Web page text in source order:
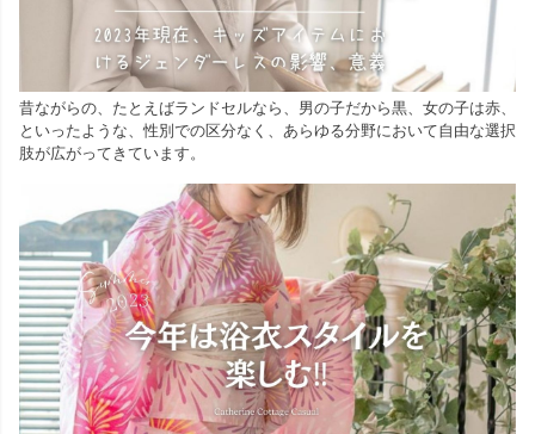
昔ながらの、たとえばランドセルなら、男の子だから黒、女の子は赤、
といったような、性別での区分なく、あらゆる分野において自由な選択
肢が広がってきています。